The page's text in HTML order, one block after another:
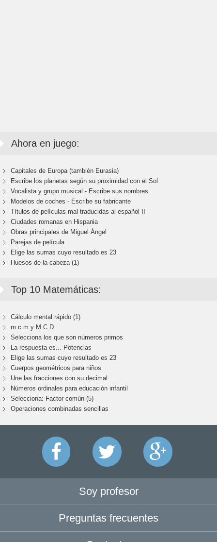
Ahora en juego:
Capitales de Europa (también Eurasia)
Escribe los planetas según su proximidad con el Sol
Vocalista y grupo musical - Escribe sus nombres
Modelos de coches - Escribe su fabricante
Títulos de películas mal traducidas al español II
Ciudades romanas en Hispania
Obras principales de Miguel Ángel
Parejas de película
Elige las sumas cuyo resultado es 23
Huesos de la cabeza (1)
Top 10 Matemáticas:
Cálculo mental rápido (1)
m.c.m y M.C.D
Selecciona los que son números primos
La respuesta es... Potencias
Elige las sumas cuyo resultado es 23
Cuerpos geométricos para niños
Une las fracciones con su decimal
Números ordinales para educación infantil
Selecciona: Factor común (5)
Operaciones combinadas sencillas
Soy profesor
Preguntas frecuentes